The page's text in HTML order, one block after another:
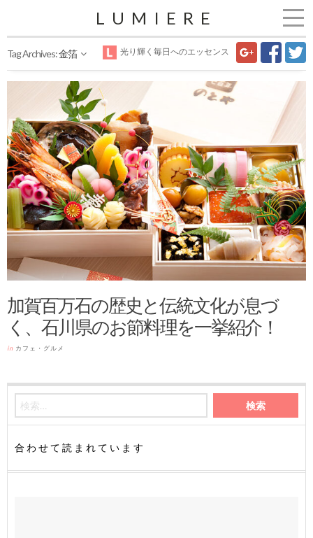
LUMIERE
光り輝く毎日へのエッセンス
Tag Archives:金箔
加賀百万石の歴史と伝統文化が息づ
く、石川県のお節料理を一挙紹介！
in カフェ・グルメ
合わせて読まれています